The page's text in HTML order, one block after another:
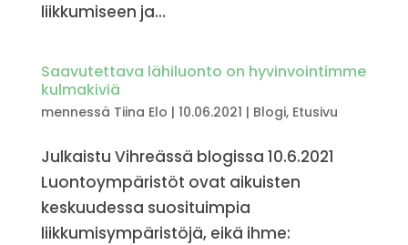
liikkumiseen ja...
Saavutet­tava lähiluonto on hyvinvoin­timme
kulmakiviä
mennessä Tiina Elo | 10.06.2021 | Blogi, Etusivu
Julkaistu Vihreässä blogissa 10.6.2021
Luontoympäristöt ovat aikuisten
keskuudessa suosituimpia
liikkumisympäristöjä, eikä ihme: